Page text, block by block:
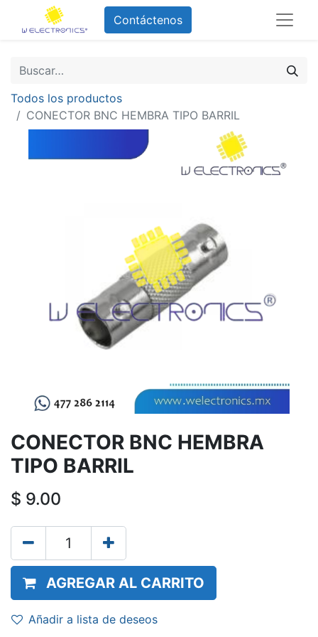
Contáctenos
Todos los productos
CONECTOR BNC HEMBRA TIPO BARRIL
CONECTOR BNC HEMBRA
TIPO BARRIL
$ 9.00
AGREGAR AL CARRITO
Añadir a lista de deseos